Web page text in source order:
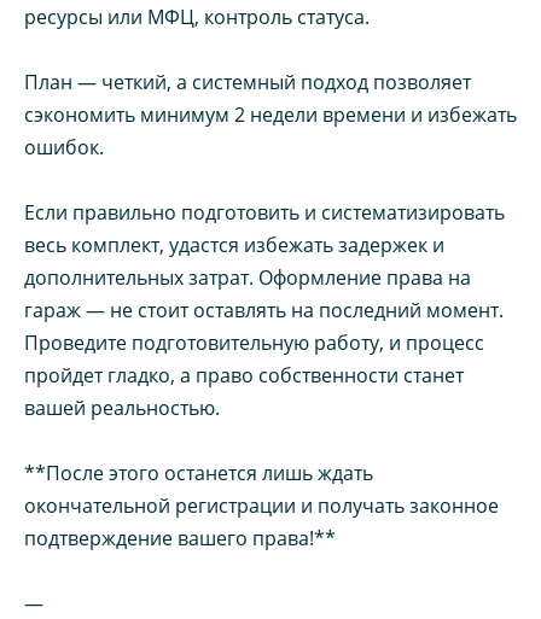
ресурсы или МФЦ, контроль статуса.
План — четкий, а системный подход позволяет
сэкономить минимум 2 недели времени и избежать
ошибок.
Если правильно подготовить и систематизировать
весь комплект, удастся избежать задержек и
дополнительных затрат. Оформление права на
гараж — не стоит оставлять на последний момент.
Проведите подготовительную работу, и процесс
пройдет гладко, а право собственности станет
вашей реальностью.
**После этого останется лишь ждать
окончательной регистрации и получать законное
подтверждение вашего права!**
—